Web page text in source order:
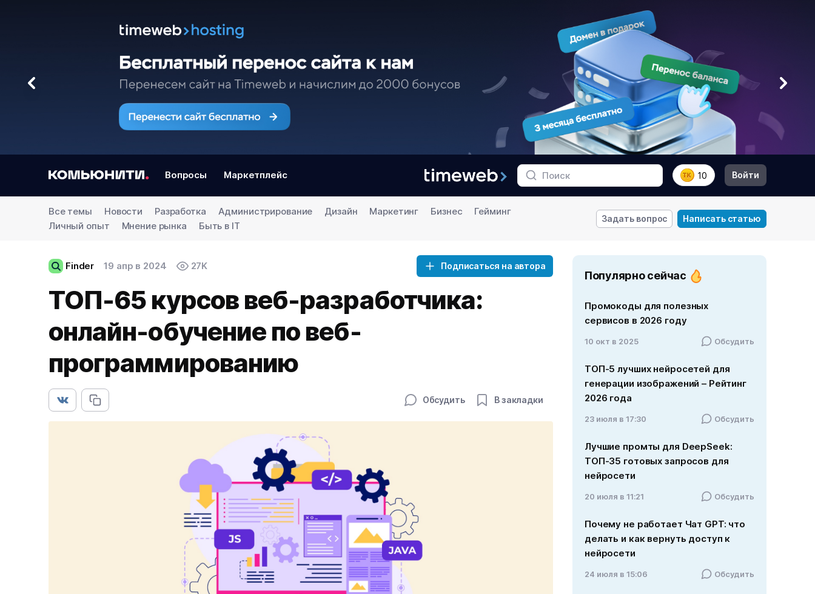
Вопросы Маркетплейс 10 Войти
Все темы Новости Разработка Администрирование Дизайн Маркетинг Бизнес
Гейминг
Личный опыт
Мнение рынка Быть в IT
Задать вопрос Написать статью
Finder 19 апр в 2024 27K Подписаться на автора
ТОП-65 курсов веб-разработчика:
онлайн-обучение по веб-
программированию
Обсудить В закладки
Популярно сейчас
Промокоды для полезных
сервисов в 2026 году
10 окт в 2025 Обсудить
ТОП-5 лучших нейросетей для
генерации изображений – Рейтинг
2026 года
23 июля в 17:30 Обсудить
Лучшие промты для DeepSeek:
ТОП-35 готовых запросов для
нейросети
20 июля в 11:21 Обсудить
Почему не работает Чат GPT: что
делать и как вернуть доступ к
нейросети
24 июля в 15:06 Обсудить